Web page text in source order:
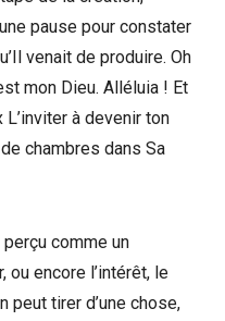
pause pour constater
venait de produire. Oh
mon Dieu. Alléluia ! Et
L’inviter à devenir ton
chambres dans Sa
comme un
ou encore l’intérêt, le
peut tirer d’une chose,